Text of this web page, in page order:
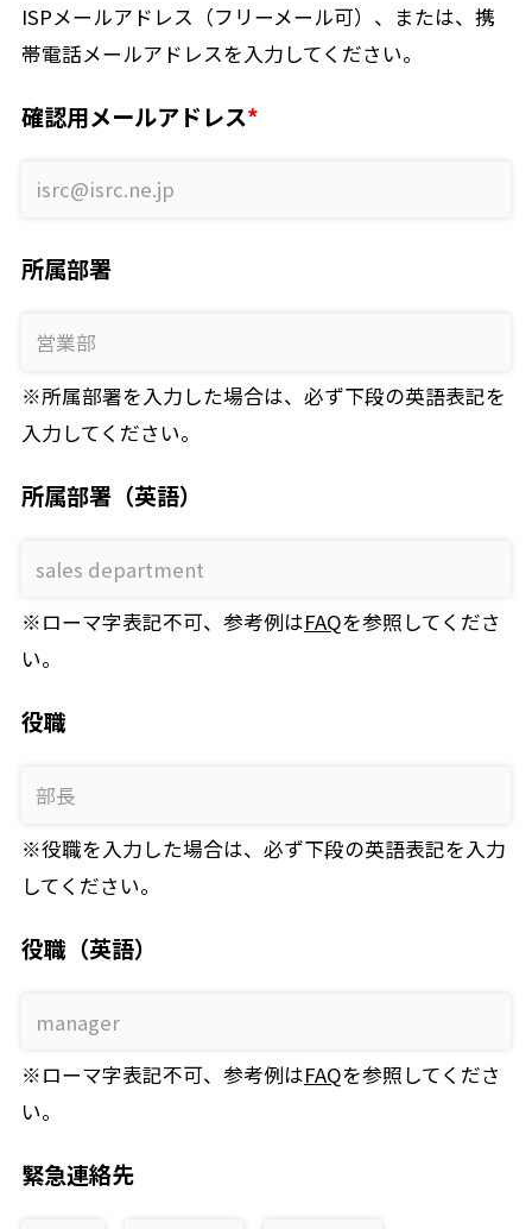
ISPメールアドレス（フリーメール可）、または、携
帯電話メールアドレスを入力してください。
確認用メールアドレス
所属部署
※所属部署を入力した場合は、必ず下段の英語表記を
入力してください。
所属部署（英語）
※ローマ字表記不可、参考例はFAQを参照してくださ
い。
役職
※役職を入力した場合は、必ず下段の英語表記を入力
してください。
役職（英語）
※ローマ字表記不可、参考例はFAQを参照してくださ
い。
緊急連絡先